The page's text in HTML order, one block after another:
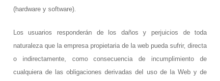
(hardware y software).
Los usuarios responderán de los daños y perjuicios de toda
naturaleza que la empresa propietaria de la web pueda sufrir, directa
o indirectamente, como consecuencia de incumplimiento de
cualquiera de las obligaciones derivadas del uso de la Web y de